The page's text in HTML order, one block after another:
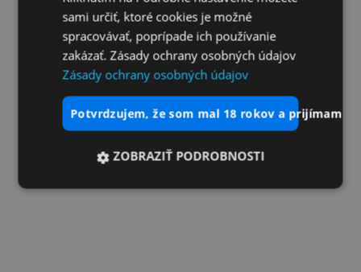
sami určiť, ktoré cookies je možné
spracovávať, poprípade ich používanie
zakázať. Zásady ochrany osobných údajov
Zásady ochrany osobných údajov
potvrdzujem, že som mal 18 rokov a prijímam
ZOBRAZIŤ PODROBNOSTI